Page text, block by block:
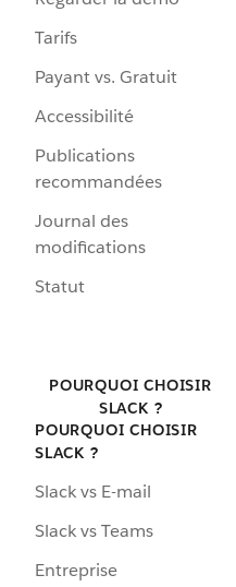
Tarifs
Payant vs. Gratuit
Accessibilité
Publications
recommandées
Journal des
modifications
Statut
POURQUOI CHOISIR
SLACK ?
POURQUOI CHOISIR
SLACK ?
Slack vs E-mail
Slack vs Teams
Entreprise